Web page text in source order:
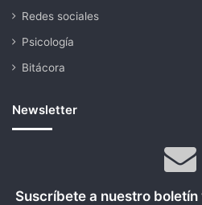
Redes sociales
Psicología
Bitácora
Newsletter
Suscríbete a nuestro